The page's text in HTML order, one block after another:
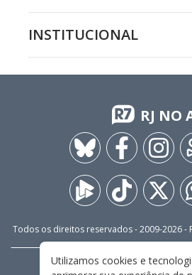
INSTITUCIONAL
RJ NO
Todos os direitos reservados - 2009-2026-
FALE CONOSCO
Utilizamos cookies e